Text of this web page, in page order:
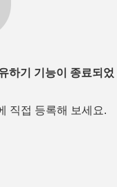
하기 기능이 종료되었
직접 등록해 보세요.